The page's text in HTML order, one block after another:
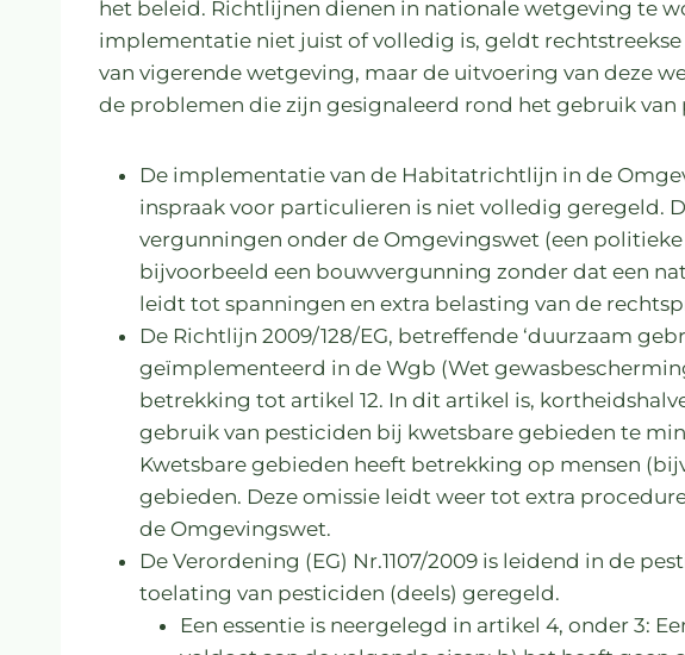
het beleid. Richtlijnen dienen in nationale wetgeving te
implementatie niet juist of volledig is, geldt
van vigerende wetgeving, maar de uitvoering van deze
de problemen die zijn gesignaleerd rond het gebruik van
De implementatie van de Habitatrichtlijn in de
inspraak voor particulieren is niet volledig geregeld.
vergunningen onder de Omgevingswet (een
bijvoorbeeld een bouwvergunning zonder dat een
leidt tot spanningen en extra belasting van de
De Richtlijn 2009/128/EG, betreffende ‘duurzaam
geïmplementeerd in de Wgb (Wet
betrekking tot artikel 12. In dit artikel is,
gebruik van pesticiden bij kwetsbare gebieden te
Kwetsbare gebieden heeft betrekking op mensen
gebieden. Deze omissie leidt weer tot extra
de Omgevingswet.
De Verordening (EG) Nr.1107/2009 is leidend in de
toelating van pesticiden (deels) geregeld.
Een essentie is neergelegd in artikel 4, onder 3: